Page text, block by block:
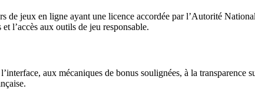
de jeux en ligne ayant une licence accordée par l’Autorité
l’accès aux outils de jeu responsable.
aux mécaniques de bonus soulignées, à la transparence